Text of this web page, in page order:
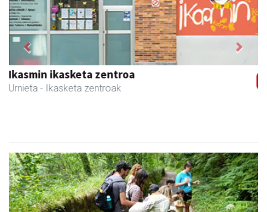
Egape Ikastola
Urnieta - Hezkuntza
Previous Next